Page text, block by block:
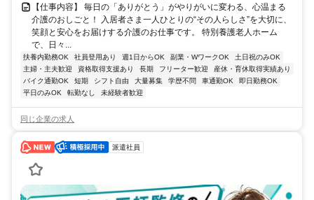
【仕事内容】 毎日の「ありがとう」がやりがいに変わる、心温まる
介護のおしごと！ 入居者さま一人ひとりの“その人らしさ”を大切に、
笑顔と安心をお届けする介護のお仕事です。 特別養護老人ホーム
で、日々...
扶養内勤務OK 社員登用あり 週1日からOK 副業・WワークOK
土日祝のみOK
主婦・主夫歓迎
資格取得支援あり 長期 フリーター歓迎
産休・育休取得実績あり
バイク通勤OK
短期 シフト自由 大量募集 学歴不問 車通勤OK
即日勤務OK
平日のみOK
転勤なし 未経験者歓迎
同じ企業の求人
派遣社員